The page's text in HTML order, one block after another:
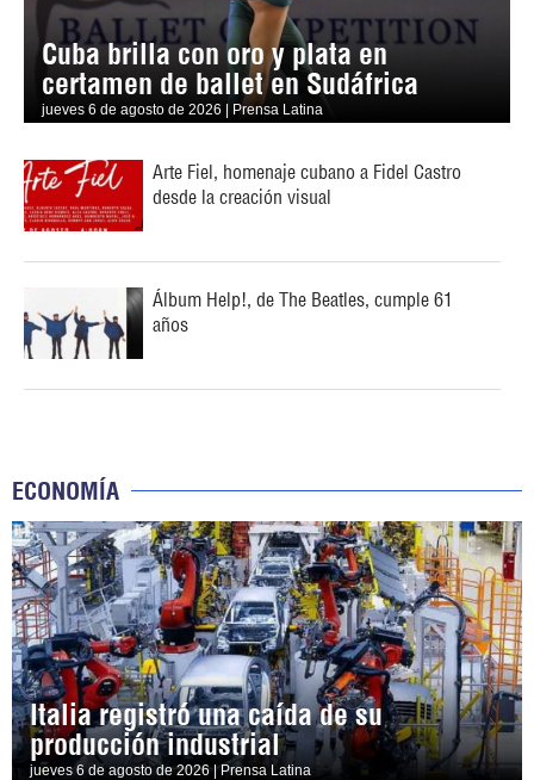
Cuba brilla con oro y plata en
certamen de ballet en Sudáfrica
jueves 6 de agosto de 2026 | Prensa Latina
Arte Fiel, homenaje cubano a Fidel Castro
desde la creación visual
Álbum Help!, de The Beatles, cumple 61
años
ECONOMÍA
Italia registró una caída de su
producción industrial
jueves 6 de agosto de 2026 | Prensa Latina